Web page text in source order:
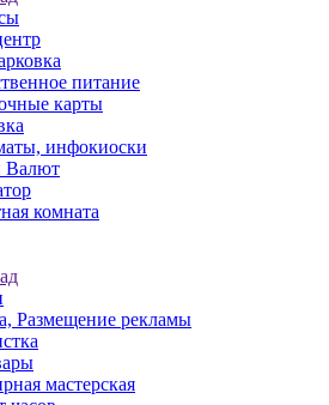
питание
карты
инфокиоски
Валют
комната
Размещение рекламы
мастерская